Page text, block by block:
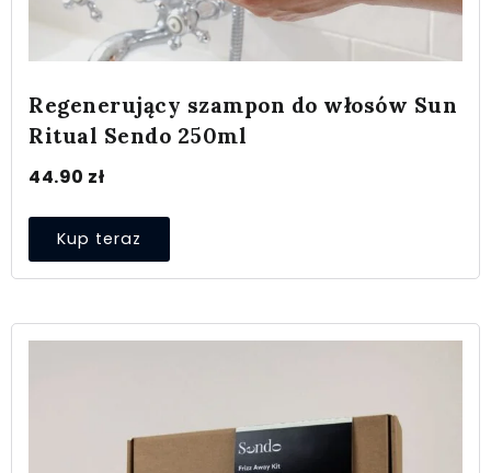
Regenerujący szampon do włosów Sun
Ritual Sendo 250ml
44.90 zł
Kup teraz